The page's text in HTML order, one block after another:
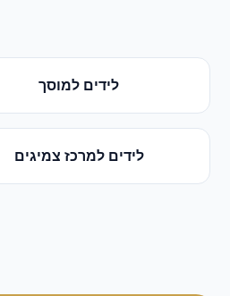
לידים למוסך
לידים למרכז צמיגים